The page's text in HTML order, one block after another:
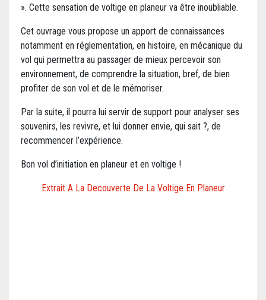
». Cette sensation de voltige en planeur va être inoubliable.
Cet ouvrage vous propose un apport de connaissances
notamment en réglementation, en histoire, en mécanique du
vol qui permettra au passager de mieux percevoir son
environnement, de comprendre la situation, bref, de bien
profiter de son vol et de le mémoriser.
Par la suite, il pourra lui servir de support pour analyser ses
souvenirs, les revivre, et lui donner envie, qui sait ?, de
recommencer l’expérience.
Bon vol d’initiation en planeur et en voltige !
Extrait A La Decouverte De La Voltige En Planeur